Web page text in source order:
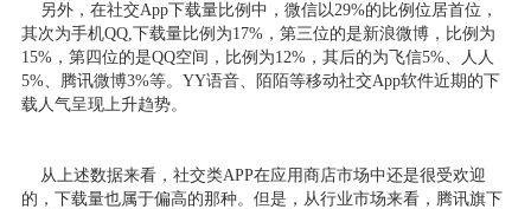
另外，在社交App下载量比例中，微信以29%的比例位居首位，
其次为手机QQ,下载量比例为17%，第三位的是新浪微博，比例为
15%，第四位的是QQ空间，比例为12%，其后的为飞信5%、人人
5%、腾讯微博3%等。YY语音、陌陌等移动社交App软件近期的下
载人气呈现上升趋势。
从上述数据来看，社交类APP在应用商店市场中还是很受欢迎
的，下载量也属于偏高的那种。但是，从行业市场来看，腾讯旗下